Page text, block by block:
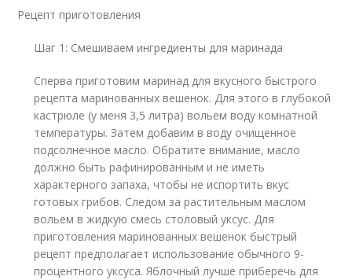
Рецепт приготовления
Шаг 1: Смешиваем ингредиенты для маринада
Сперва приготовим маринад для вкусного быстрого
рецепта маринованных вешенок. Для этого в глубокой
кастрюле (у меня 3,5 литра) вольем воду комнатной
температуры. Затем добавим в воду очищенное
подсолнечное масло. Обратите внимание, масло
должно быть рафинированным и не иметь
характерного запаха, чтобы не испортить вкус
готовых грибов. Следом за растительным маслом
вольем в жидкую смесь столовый уксус. Для
приготовления маринованных вешенок быстрый
рецепт предполагает использование обычного 9-
процентного уксуса. Яблочный лучше приберечь для